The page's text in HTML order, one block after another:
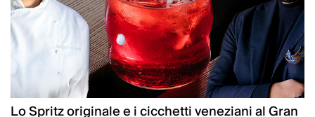
Lo Spritz originale e i cicchetti veneziani al Gran